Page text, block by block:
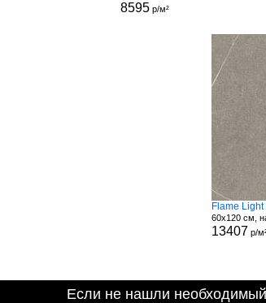
8595р/м²
Flame Light
60x120 см,
13407 р/
Если не нашли